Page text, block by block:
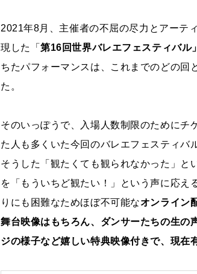
2021年8月、主催者の不屈の尽力とアーテ
現した「第16回世界バレエフェスティバル」
ちたパフォーマンスは、これまでのどの回
た。
そのいっぽうで、入場人数制限のためにチ
た人も多くいた今回のバレエフェスティバル
そうした「観たくても観られなかった」と
を「もういちど観たい！」という声に応
りにも困難なためほぼ不可能なオンライン
舞台映像はもちろん、ダンサーたちの生の
ジの様子など嬉しい特典映像付きで、現在